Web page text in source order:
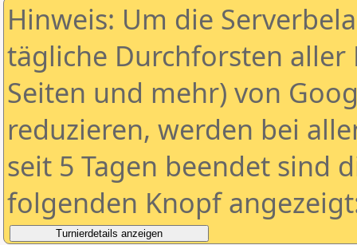
Hinweis: Um die
tägliche Durchforsten aller
Seiten und mehr) von
reduzieren, werden bei
seit 5 Tagen beendet sind
folgenden Knopf